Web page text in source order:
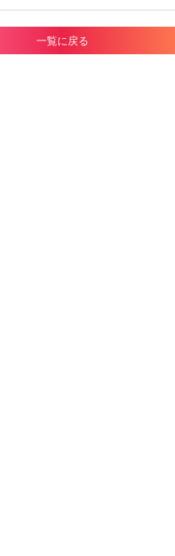
一覧に戻る